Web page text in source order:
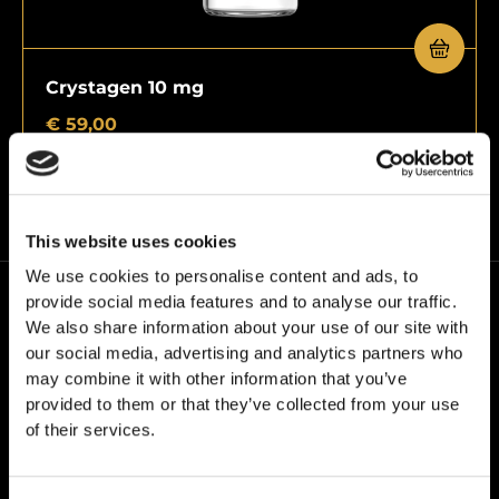
This website uses cookies
We use cookies to personalise content and ads, to
provide social media features and to analyse our traffic.
We also share information about your use of our site with
our social media, advertising and analytics partners who
may combine it with other information that you’ve
provided to them or that they’ve collected from your use
of their services.
Crystagen 10 mg
€ 59,00
Na24PEPTIDES, trabalhamos com a nossa própria
convicção: qualidade sem atalhos.